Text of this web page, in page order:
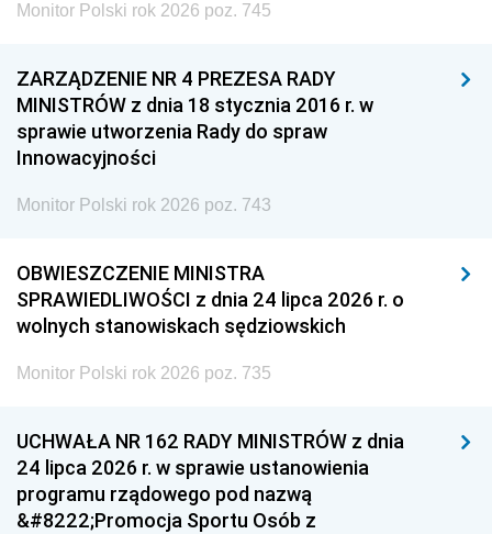
Monitor Polski rok 2026 poz. 745
ZARZĄDZENIE NR 4 PREZESA RADY
MINISTRÓW z dnia 18 stycznia 2016 r. w
sprawie utworzenia Rady do spraw
Innowacyjności
Monitor Polski rok 2026 poz. 743
OBWIESZCZENIE MINISTRA
SPRAWIEDLIWOŚCI z dnia 24 lipca 2026 r. o
wolnych stanowiskach sędziowskich
Monitor Polski rok 2026 poz. 735
UCHWAŁA NR 162 RADY MINISTRÓW z dnia
24 lipca 2026 r. w sprawie ustanowienia
programu rządowego pod nazwą
&#8222;Promocja Sportu Osób z